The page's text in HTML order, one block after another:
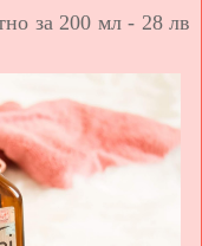
за 200 мл - 28 лв